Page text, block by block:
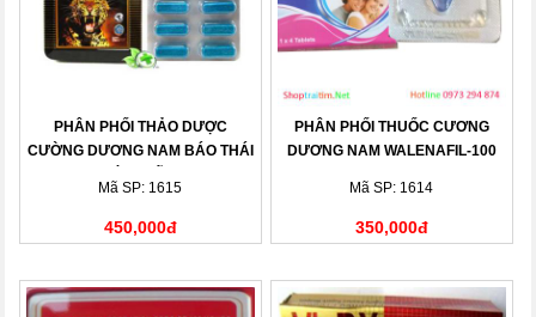
PHÂN PHỐI THẢO DƯỢC
CƯỜNG DƯƠNG NAM BÁO THÁI
Mã SP: 1615
450,000đ
PHÂN PHỐI THUỐC CƯƠNG
DƯƠNG NAM WALENAFIL-100
Mã SP: 1614
350,000đ